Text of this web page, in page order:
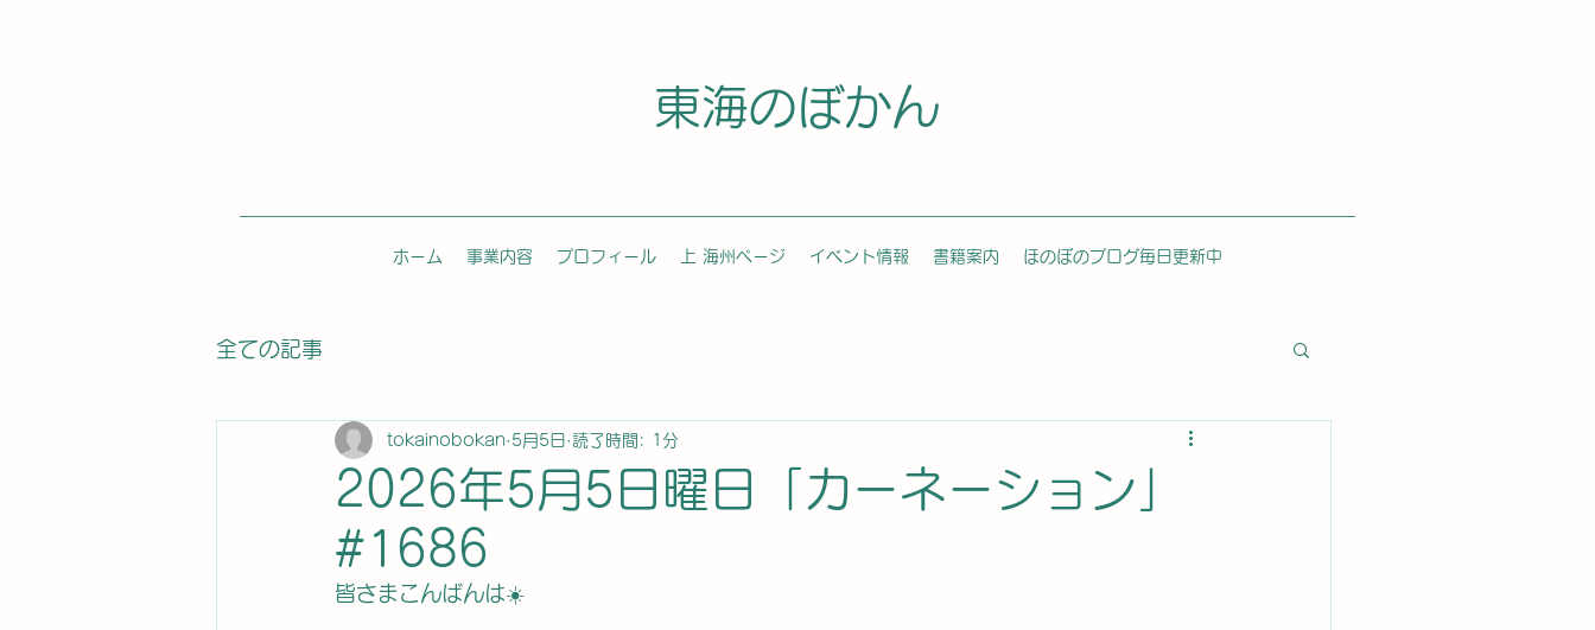
東海のぼかん
ホーム 事業内容 プロフィール 上 海州ページ イベント情報 書籍案内 ほのぼのブログ毎日更新中
全ての記事
2026年5月5日曜日「カーネーション」
#1686
tokainobokan 5月5日 読了時間: 1分
皆さまこんばんは☀️